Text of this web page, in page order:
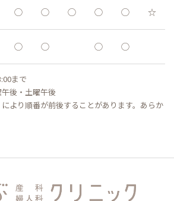
◯ ◯ ◯ ◯ ◯ ☆
◯ ◯ ◯ ◯
まで
後・土曜午後
より順番が前後することがあります。あらか